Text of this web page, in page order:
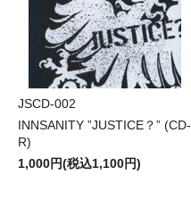
JSCD-002
INNSANITY ”JUSTICE？” (CD-
R)
1,000円(税込1,100円)